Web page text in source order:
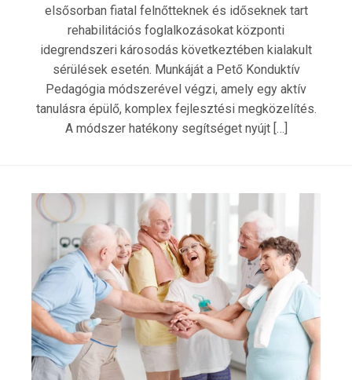
elsősorban fiatal felnőtteknek és időseknek tart
rehabilitációs foglalkozásokat központi
idegrendszeri károsodás következtében kialakult
sérülések esetén. Munkáját a Pető Konduktív
Pedagógia módszerével végzi, amely egy aktív
tanulásra épülő, komplex fejlesztési megközelítés.
A módszer hatékony segítséget nyújt […]